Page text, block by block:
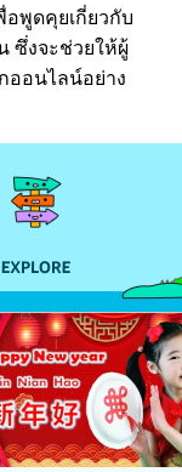
พูดคุยเกี่ยวกับ
ซึ่งจะช่วยให้ผู้
ออนไลน์อย่าง